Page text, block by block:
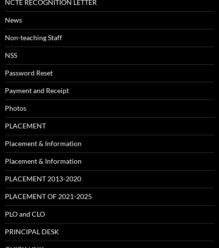
NCTE RECOGNITION LETTER
News
Non-teaching Staff
NSS
Password Reset
Payment and Receipt
Photos
PLACEMENT
Placement & Information
Placement & Information
PLACEMENT 2013-2020
PLACEMENT OF 2021-2025
PLO and CLO
PRINCIPAL DESK